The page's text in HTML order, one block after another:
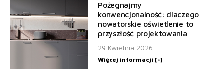
Pożegnajmy
konwencjonalność: dlaczego
nowatorskie oświetlenie to
przyszłość projektowania
29 Kwietnia 2026
Więcej informacji [+]